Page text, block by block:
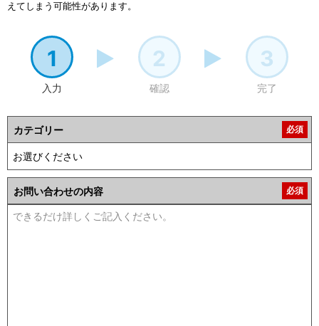
えてしまう可能性があります。
1
入力
2
確認
3
完了
カテゴリー 必須
お問い合わせの内容 必須